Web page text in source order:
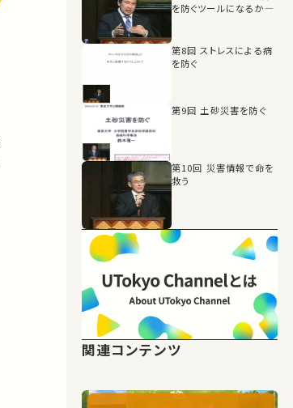
を防ぐツールになるか―
第8回 ストレスによる病
を防ぐ
第9回 土砂災害を防ぐ
第10回 災害情報で命を
救う
関連コンテンツ